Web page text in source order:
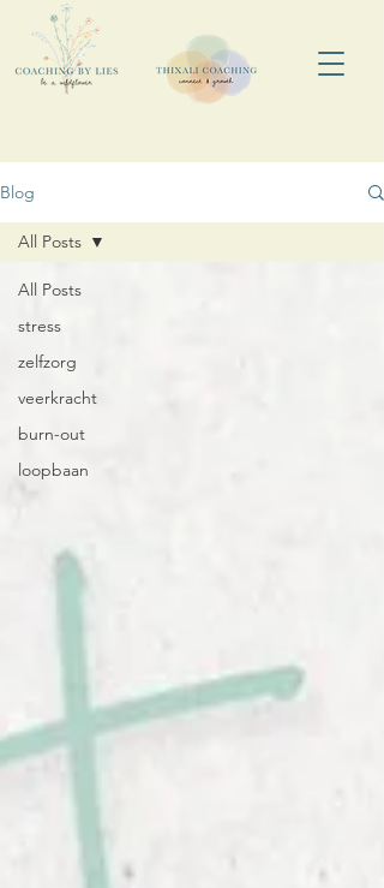
Blog
All Posts
stress
zelfzorg
veerkracht
burn-out
loopbaan
All Posts